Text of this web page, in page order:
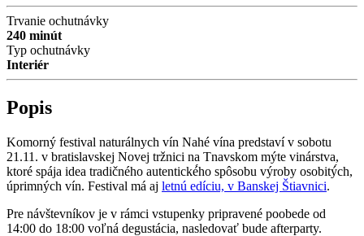
Trvanie ochutnávky
240 minút
Typ ochutnávky
Interiér
Popis
Komorný festival naturálnych vín Nahé vína predstaví v sobotu
21.11. v bratislavskej Novej tržnici na Tnavskom mýte vinárstva,
ktoré spája idea tradičného autentické́ho spôsobu výroby osobitý́ch,
úprimných vín. Festival má aj letnú edíciu, v Banskej Štiavnici.
Pre návštevníkov je v rámci vstupenky pripravené poobede od
14:00 do 18:00 voľná degustácia, nasledovať bude afterparty.